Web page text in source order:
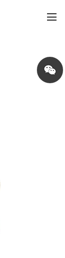
Share
on
wechat